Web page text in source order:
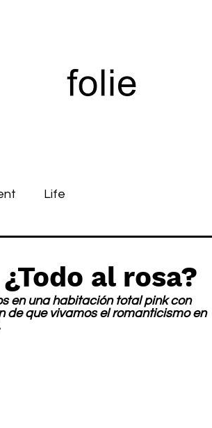
Life
al rosa?
en una habitación total pink con
de que vivamos el romanticismo en